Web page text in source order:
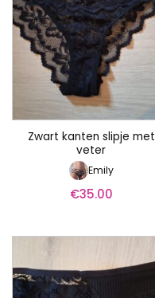
Zwart kanten slipje met
veter
Emily
€35.00